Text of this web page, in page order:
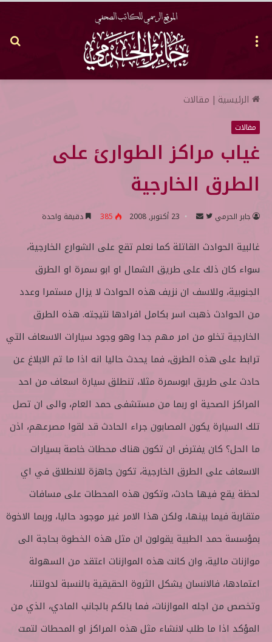
الرئيسية | مقالات
مقالات
غياب مراكز الطوارئ على
الطرق الخارجية
جابر الحرمي
ت
ب
ل
ت
و
ت
س
ب
ر
د
ا
ل
ر
ن
ي
23 أكتوبر, 2008 385 دقيقة واحدة
غالبية الحوادث القاتلة كما نعلم تقع على الشوارع الخارجية،
سواء كان ذلك على طريق الشمال او ابو سمرة او الطرق
الجنوبية، وللاسف ان نزيف هذه الحوادث لا يزال مستمرا وعدد
من الحوادث ذهبت اسر بكامل افرادها نتيجته. هذه الطرق
الخارجية تخلو من امر مهم جدا وهو وجود سيارات الاسعاف التي
ترابط على هذه الطرق، فما يحدث حاليا انه اذا ما تم الابلاغ عن
حادث على طريق ابوسمرة مثلا، تنطلق سيارة اسعاف من احد
المراكز الصحية او ربما من مستشفى حمد العام، والى ان تصل
تلك السيارة يكون المصابون جراء الحادث قد لقوا مصرعهم، اذن
ما الحل؟ كان يفترض ان تكون هناك محطات خاصة بسيارات
الاسعاف على الطرق الخارجية، تكون جاهزة للانطلاق في اي
لحظة يقع فيها حادث، وتكون هذه المحطات على مسافات
متقاربة فيما بينها، ولكن هذا الامر غير موجود حاليا، وربما الاخوة
بمؤسسة حمد الطبية يقولون ان مثل هذه الخطوة بحاجة الى
موازنات مالية، وان كانت هذه الموازنات اعتقد من السهولة
اعتمادها، فالانسان يشكل الثروة الحقيقية بالنسبة لدولتنا،
وتخصص من اجله الموازنات، فما بالكم بالجانب المادي، الذي من
المؤكد اذا ما طلب لانشاء مثل هذه المراكز او المحطات لتمت